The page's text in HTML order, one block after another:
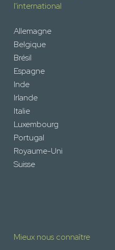
l'international
Allemagne
Belgique
Brésil
Espagne
Inde
Irlande
Italie
Luxembourg
Portugal
Royaume-Uni
Suisse
Mieux nous connaître